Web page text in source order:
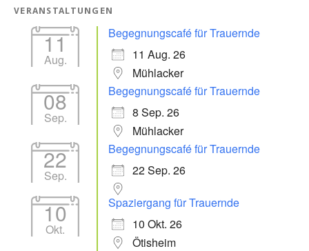
VERANSTALTUNGEN
11
Aug.
Begegnungscafé für Trauernde
11 Aug. 26
Mühlacker
08
Sep.
Begegnungscafé für Trauernde
8 Sep. 26
Mühlacker
22
Sep.
Begegnungscafé für Trauernde
22 Sep. 26
10
Okt.
Spaziergang für Trauernde
10 Okt. 26
Ötisheim